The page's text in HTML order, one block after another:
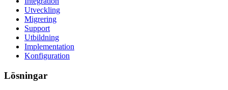
Utveckling
Migrering
Support
Utbildning
Implementation
Konfiguration
Lösningar